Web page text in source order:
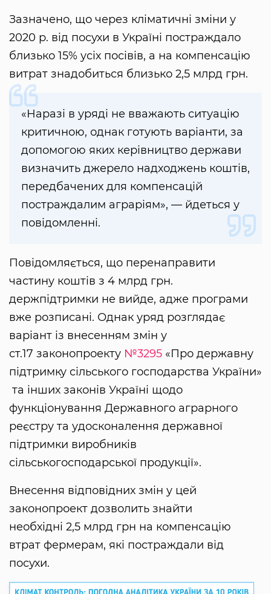
Зазначено, що через кліматичні зміни у
2020 р. від посухи в Україні постраждало
близько 15% усіх посівів, а на компенсацію
витрат знадобиться близько 2,5 млрд грн.
«Наразі в уряді не вважають ситуацію
критичною, однак готують варіанти, за
допомогою яких керівництво держави
визначить джерело надходжень коштів,
передбачених для компенсацій
постраждалим аграріям», — йдеться у
повідомленні.
Повідомляється, що перенаправити
частину коштів з 4 млрд грн.
держпідтримки не вийде, адже програми
вже розписані. Однак уряд розглядає
варіант із внесенням змін у
ст.17 законопроекту №3295 «Про державну
підтримку сільського господарства України»
та інших законів Україні щодо
функціонування Державного аграрного
реєстру та удосконалення державної
підтримки виробників
сільськогосподарської продукції».
Внесення відповідних змін у цей
законопроект дозволить знайти
необхідні 2,5 млрд грн на компенсацію
втрат фермерам, які постраждали від
посухи.